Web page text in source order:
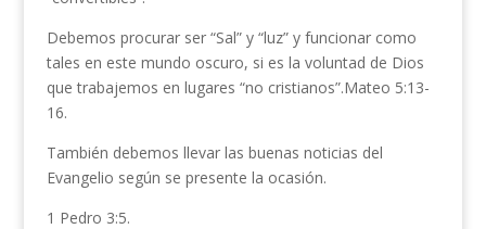
Debemos procurar ser “Sal” y “luz” y funcionar como
tales en este mundo oscuro, si es la voluntad de Dios
que trabajemos en lugares “no cristianos”.Mateo 5:13-
16.
También debemos llevar las buenas noticias del
Evangelio según se presente la ocasión.
1 Pedro 3:5.